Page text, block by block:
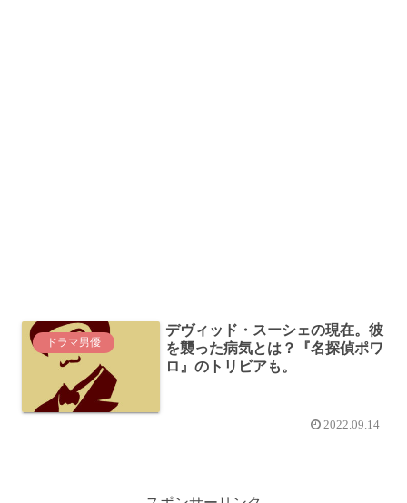
ドラマ男優
デヴィッド・スーシェの現在。彼
を襲った病気とは？『名探偵ポワ
ロ』のトリビアも。
2022.09.14